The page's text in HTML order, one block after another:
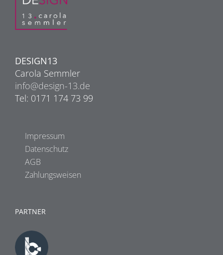
DESIGN13
Carola Semmler
info@design-13.de
Tel: 0171 174 73 99
Impressum
Datenschutz
AGB
Zahlungsweisen
PARTNER